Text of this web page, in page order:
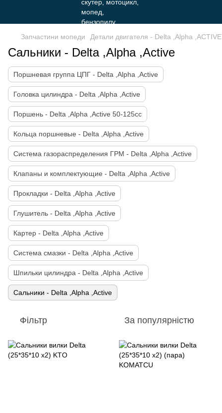
Запчастини мопеди Детали двигателя - Delta ,Alpha ,ACTIVE
Сальники - Delta ,Alpha ,Active
Поршневая группа ЦПГ - Delta ,Alpha ,Active
Головка цилиндра - Delta ,Alpha ,Active
Поршень - Delta ,Alpha ,Active 50-125cc
Кольца поршневые - Delta ,Alpha ,Active
Система газораспределения ГРМ - Delta ,Alpha ,Active
Клапаны и комплектующие - Delta ,Alpha ,Active
Прокладки - Delta ,Alpha ,Active
Глушитель - Delta ,Alpha ,Active
Картер - Delta ,Alpha ,Active
Система смазки - Delta ,Alpha ,Active
Шпильки цилиндра - Delta ,Alpha ,Active
Сальники - Delta ,Alpha ,Active
Фільтр За популярністю